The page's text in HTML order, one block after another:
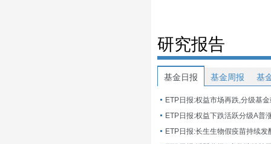
研究报告
基金日报 基金周报 基
ETP日报:权益市场再跌,分级基
ETP日报:长生生物假疫苗持续发